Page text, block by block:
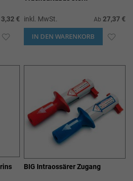
3,32 €
ZUR
inkl. MwSt. Ab 27,37 €
IN DEN WARENKORB ZUR
BIG Intraossärer Zugang